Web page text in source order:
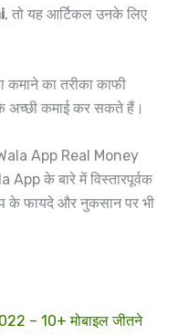
, तो यह आर्टिकल उनके लिए
कमाने का तरीका काफी
अच्छी कमाई कर सकते हैं।
App Real Money
के बारे में विस्तारपूर्वक
के फायदे और नुकसान पर भी
– 10+ मोबाइल जीतने